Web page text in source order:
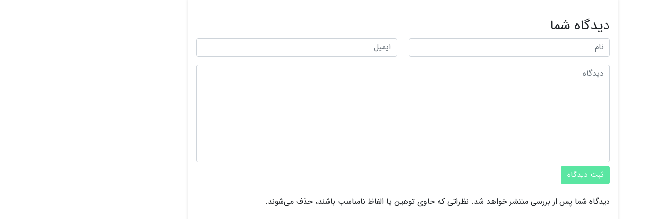
دیدگاه شما
ثبت دیدگاه
دیدگاه شما پس از بررسی منتشر خواهد شد. نظراتی که حاوی توهین یا الفاظ نامناسب باشند، حذف می‌شوند.